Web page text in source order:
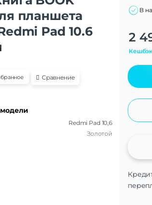
планшета
Pad 10.6
Сравнение
Redmi Pad 10,6
Золотой
В
2